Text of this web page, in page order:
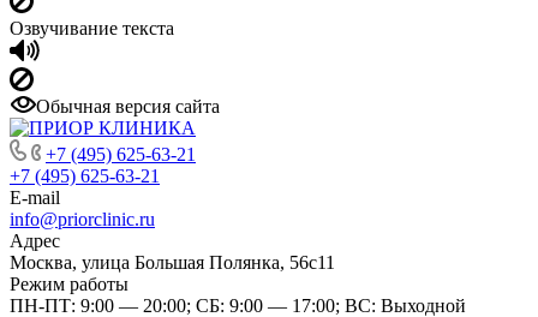
Озвучивание текста
Обычная версия сайта
+7 (495) 625-63-21
+7 (495) 625-63-21
E-mail
info@priorclinic.ru
Адрес
Москва, улица Большая Полянка, 56с11
Режим работы
ПН-ПТ: 9:00 — 20:00; СБ: 9:00 — 17:00; ВС: Выходной